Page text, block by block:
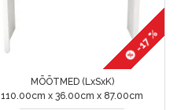
-17 %
MÕÕTMED (LxSxK)
110.00cm x 36.00cm x 87.00cm